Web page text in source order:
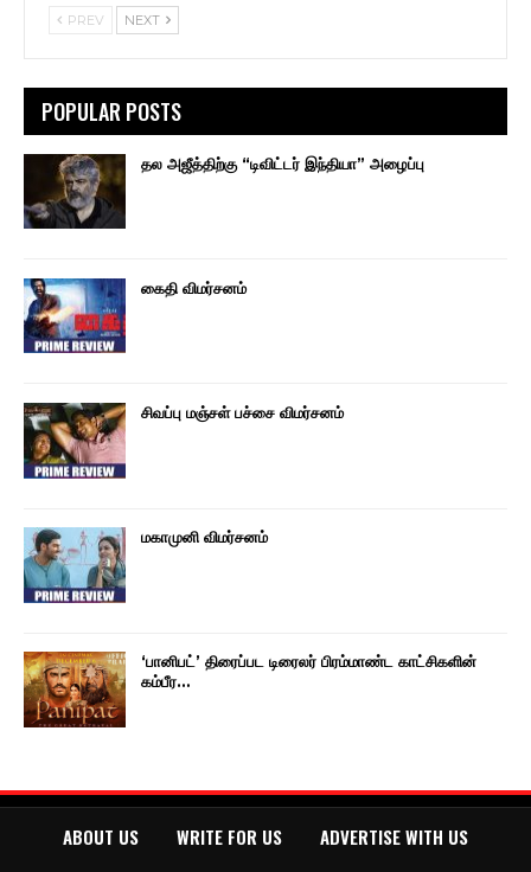
PREV NEXT
POPULAR POSTS
தல அஜீத்திற்கு “டிவிட்டர் இந்தியா” அழைப்பு
கைதி விமர்சனம்
சிவப்பு மஞ்சள் பச்சை விமர்சனம்
மகாமுனி விமர்சனம்
‘பானிபட்’ திரைப்பட டிரைலர் பிரம்மாண்ட காட்சிகளின்
கம்பீர…
ABOUT US WRITE FOR US ADVERTISE WITH US